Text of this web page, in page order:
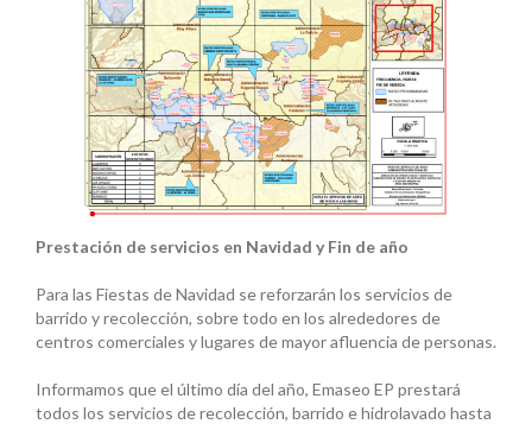
Prestación de servicios en Navidad y Fin de año
Para las Fiestas de Navidad se reforzarán los servicios de
barrido y recolección, sobre todo en los alrededores de
centros comerciales y lugares de mayor afluencia de personas.
Informamos que el último día del año, Emaseo EP prestará
todos los servicios de recolección, barrido e hidrolavado hasta